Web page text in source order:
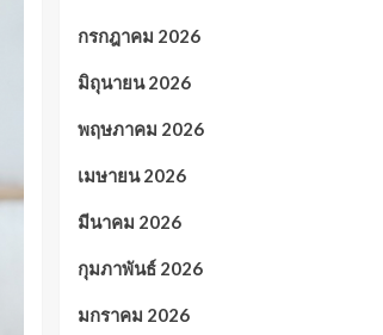
กรกฎาคม 2026
มิถุนายน 2026
พฤษภาคม 2026
เมษายน 2026
มีนาคม 2026
กุมภาพันธ์ 2026
มกราคม 2026